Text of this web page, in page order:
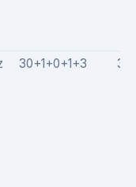
30+1+0+1+3